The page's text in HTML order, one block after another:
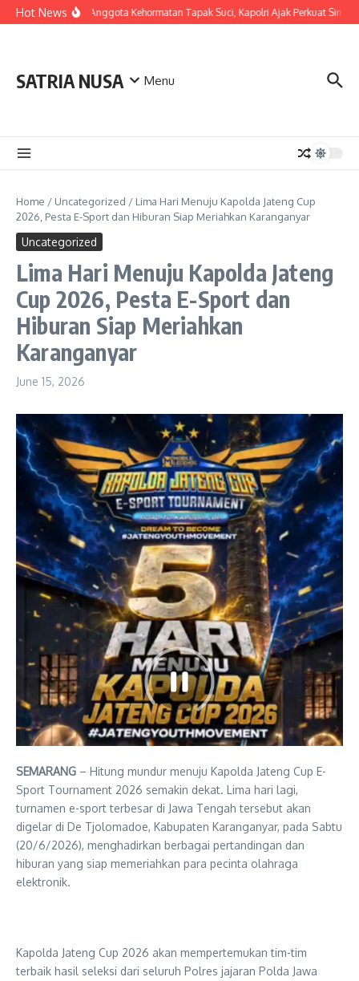
Skip to content
Hot News
LDianugerahi Anggota Kehormatan Tapak Suci, Kapolri Ajak Perkuat Sinergi
SATRIA NUSA Menu
Home / Uncategorized / Lima Hari Menuju Kapolda Jateng Cup
2026, Pesta E-Sport dan Hiburan Siap Meriahkan Karanganyar
Uncategorized
Lima Hari Menuju Kapolda Jateng
Cup 2026, Pesta E-Sport dan
Hiburan Siap Meriahkan
Karanganyar
June 15, 2026
SEMARANG – Hitung mundur menuju Kapolda Jateng Cup E-
Sport Tournament 2026 semakin dekat. Lima hari lagi,
turnamen e-sport terbesar di Jawa Tengah tersebut akan
digelar di De Tjolomadoe, Kabupaten Karanganyar, pada Sabtu
(20/6/2026), menghadirkan berbagai pertandingan dan
hiburan yang siap memeriahkan para pecinta olahraga
elektronik.
Kapolda Jateng Cup 2026 akan mempertemukan tim-tim
terbaik hasil seleksi dari seluruh Polres jajaran Polda Jawa